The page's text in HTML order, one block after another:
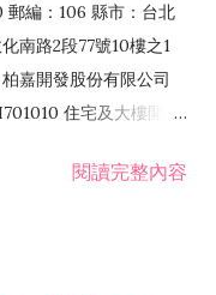
郵編：106 縣市：台北
南路2段77號10樓之1
嘉開發股份有限公司
住宅及大樓開發
動產租賃業 I503010
閱讀完整內容